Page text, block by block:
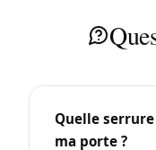
Quelle
ma porte ?